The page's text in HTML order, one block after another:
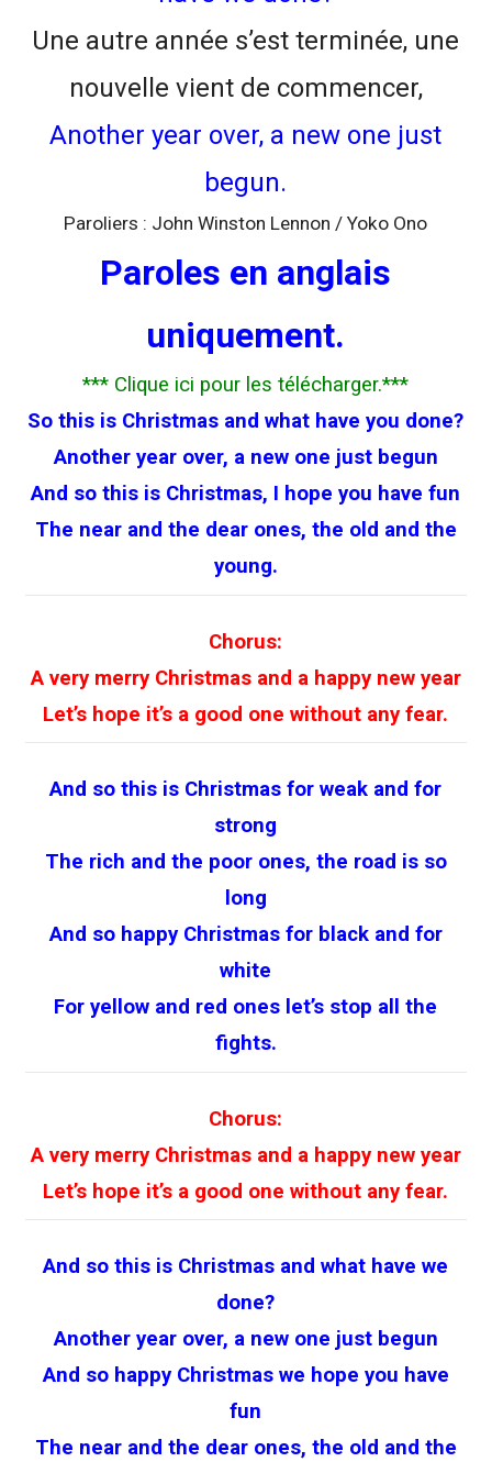
Une autre année s’est terminée, une
nouvelle vient de commencer,
Another year over, a new one just
begun.
Paroliers : John Winston Lennon / Yoko Ono
Paroles en anglais
uniquement.
*** Clique ici pour les télécharger.***
So this is Christmas and what have you done?
Another year over, a new one just begun
And so this is Christmas, I hope you have fun
The near and the dear ones, the old and the
young.
Chorus:
A very merry Christmas and a happy new year
Let’s hope it’s a good one without any fear.
And so this is Christmas for weak and for
strong
The rich and the poor ones, the road is so
long
And so happy Christmas for black and for
white
For yellow and red ones let’s stop all the
fights.
Chorus:
A very merry Christmas and a happy new year
Let’s hope it’s a good one without any fear.
And so this is Christmas and what have we
done?
Another year over, a new one just begun
And so happy Christmas we hope you have
fun
The near and the dear ones, the old and the